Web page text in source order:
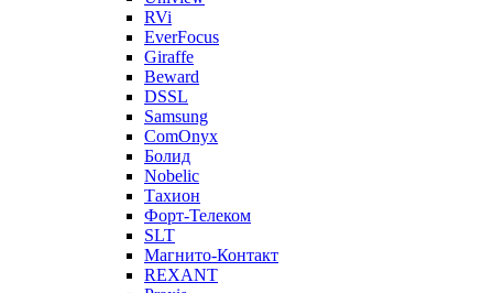
RVi
EverFocus
Giraffe
Beward
DSSL
Samsung
ComOnyx
Болид
Nobelic
Тахион
Форт-Телеком
SLT
Магнито-Контакт
REXANT